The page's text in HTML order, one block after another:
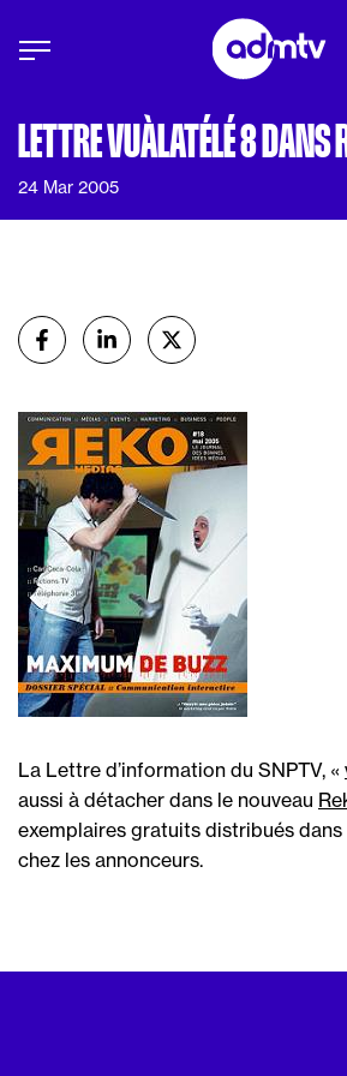
Aller au contenu principal
LETTRE VUÀLATÉLÉ 8 DANS
24 Mar 2005
Partager
sur Facebook
sur Linkedinsur X (Twitter)
La Lettre d’information du SNPTV, «
aussi à détacher dans le nouveau
exemplaires gratuits distribués dans
chez les annonceurs.
Panneau de gestion des cookies